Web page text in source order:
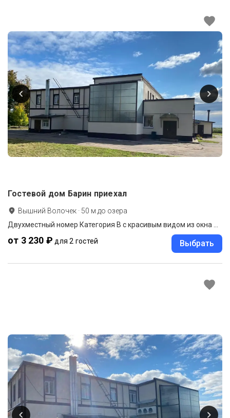
Гостевой дом Барин приехал
Вышний Волочек · 50 м до озера
от 3 230 ₽ для 2 гостей Выбрать